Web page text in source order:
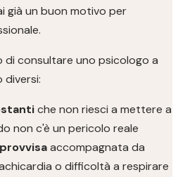
già un buon motivo per
di consultare uno psicologo a
diversi:
che non riesci a mettere a
non c'è un pericolo reale
accompagnata da
o difficoltà a respirare